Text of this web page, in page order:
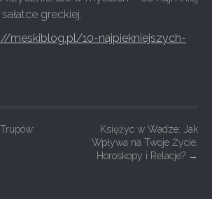
greckiej.
meskiblog.pl/10-najpiekniejszych-
Księżyc w Wadze: Jak
Wpływa na Twoje Życie,
Horoskopy i Relacje? →